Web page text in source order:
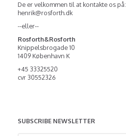
De er velkommen til at kontakte os på:
henrik@rosforth.dk
--eller--
Rosforth&Rosforth
Knippelsbrogade 10
1409 København K
+45 33325520
cvr 30552326
SUBSCRIBE NEWSLETTER